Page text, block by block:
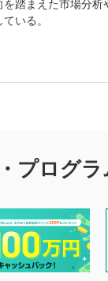
踏まえた市場分
いる。
プログラ